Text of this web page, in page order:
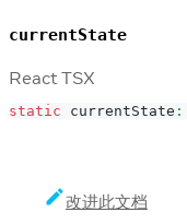
currentState
React TSX
static currentState :
改进此文档